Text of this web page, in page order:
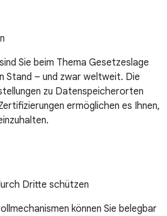
Sie beim Thema Gesetzeslage
Stand – und zwar weltweit. Die
zu Datenspeicherorten
ermöglichen es Ihnen,
Dritte schützen
können Sie belegbar